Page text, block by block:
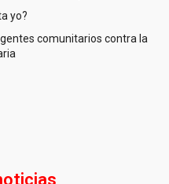
yo?
comunitarios contra la